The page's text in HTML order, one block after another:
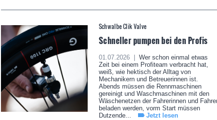
Schwalbe Clik Valve
Schneller pumpen bei den Profis
01.07.2026 |
Wer schon einmal etwas
Zeit bei einem Profiteam verbracht hat,
weiß, wie hektisch der Alltag von
Mechanikern und Betreuerinnen ist.
Abends müssen die Rennmaschinen
gereinigt und Waschmaschinen mit den
Wäschenetzen der Fahrerinnen und
beladen werden, vorm Start müssen
Dutzende...
Jetzt lesen